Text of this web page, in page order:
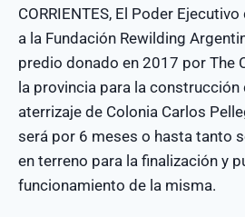
CORRIENTES, El Poder
a la Fundación Rewilding
predio donado en 2017 por The
la provincia para la
aterrizaje de Colonia Carlos
será por 6 meses o hasta tanto
en terreno para la finalización y
funcionamiento de la misma.